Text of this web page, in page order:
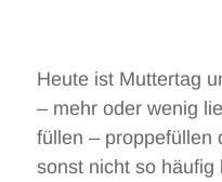
Heute ist Muttertag
– mehr oder wenig
füllen – proppefüllen
sonst nicht so häufig